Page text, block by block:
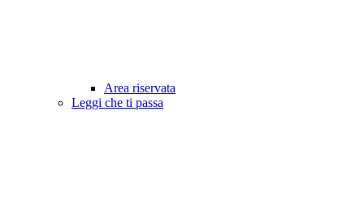
Area riservata
Leggi che ti passa